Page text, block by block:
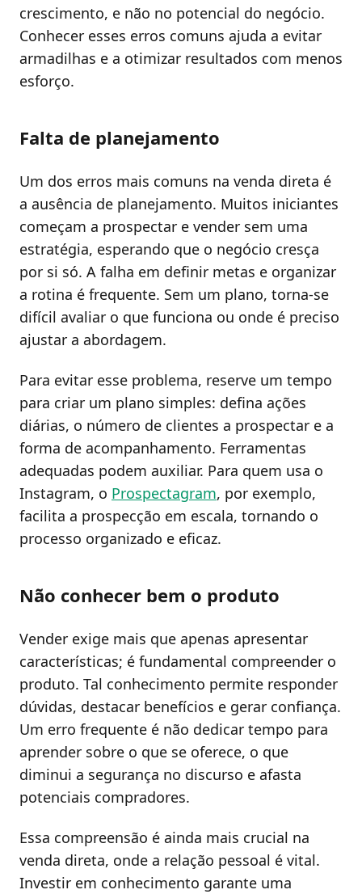
crescimento, e não no potencial do negócio.
Conhecer esses erros comuns ajuda a evitar
armadilhas e a otimizar resultados com menos
esforço.
Falta de planejamento
Um dos erros mais comuns na venda direta é
a ausência de planejamento. Muitos iniciantes
começam a prospectar e vender sem uma
estratégia, esperando que o negócio cresça
por si só. A falha em definir metas e organizar
a rotina é frequente. Sem um plano, torna-se
difícil avaliar o que funciona ou onde é preciso
ajustar a abordagem.
Para evitar esse problema, reserve um tempo
para criar um plano simples: defina ações
diárias, o número de clientes a prospectar e a
forma de acompanhamento. Ferramentas
adequadas podem auxiliar. Para quem usa o
Instagram, o Prospectagram, por exemplo,
facilita a prospecção em escala, tornando o
processo organizado e eficaz.
Não conhecer bem o produto
Vender exige mais que apenas apresentar
características; é fundamental compreender o
produto. Tal conhecimento permite responder
dúvidas, destacar benefícios e gerar confiança.
Um erro frequente é não dedicar tempo para
aprender sobre o que se oferece, o que
diminui a segurança no discurso e afasta
potenciais compradores.
Essa compreensão é ainda mais crucial na
venda direta, onde a relação pessoal é vital.
Investir em conhecimento garante uma